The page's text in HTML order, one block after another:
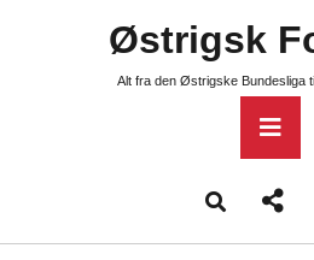
Østrigsk
Alt fra den Østrigske Bundesliga
Menu